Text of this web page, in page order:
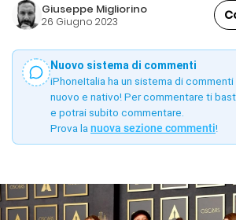
Giuseppe Migliorino
26 Giugno 2023
Nuovo sistema di commenti
iPhoneItalia ha un sistema di
nuovo e nativo! Per commentare ti
e potrai subito commentare.
Prova la nuova sezione commenti!